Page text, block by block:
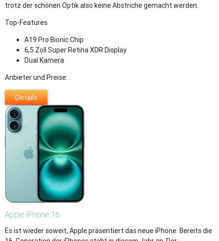
trotz der schönen Optik also keine Abstriche gemacht werden.
Top-Features
A19 Pro Bionic Chip
6,5 Zoll Super Retina XDR Display
Dual Kamera
Anbieter und Preise:
Details
Apple iPhone 16
Es ist wieder soweit, Apple präsentiert das neue iPhone. Bereits die